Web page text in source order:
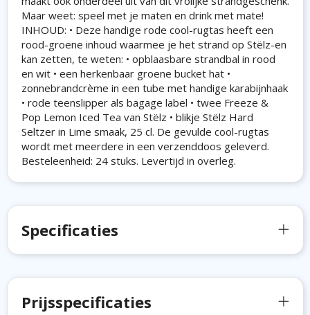
Maar weet: speel met je maten en drink met mate!
INHOUD: • Deze handige rode cool-rugtas heeft een
rood-groene inhoud waarmee je het strand op Stëlz-en
kan zetten, te weten: • opblaasbare strandbal in rood
en wit • een herkenbaar groene bucket hat •
zonnebrandcrème in een tube met handige karabijnhaak
• rode teenslipper als bagage label • twee Freeze &
Pop Lemon Iced Tea van Stëlz • blikje Stëlz Hard
Seltzer in Lime smaak, 25 cl. De gevulde cool-rugtas
wordt met meerdere in een verzenddoos geleverd.
Besteleenheid: 24 stuks. Levertijd in overleg.
Specificaties
Prijsspecificaties